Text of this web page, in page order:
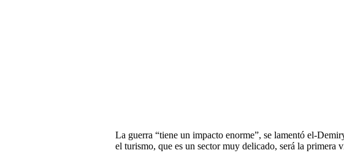
La guerra “tiene un impacto enorme”, se lamentó el-
el turismo, que es un sector muy delicado, será la primera